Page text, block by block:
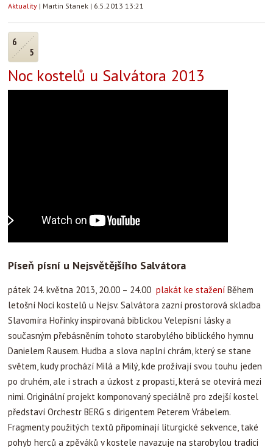
Aktuality | Martin Stanek | 6.5.2013 13:21
6
5
Noc kostelů u Salvátora 2013
Píseň písní u Nejsvětějšího Salvátora
pátek 24. května 2013, 20.00 – 24.00 plakát ke stažení Během
letošní Noci kostelů u Nejsv. Salvátora zazní prostorová skladba
Slavomíra Hořínky inspirovaná biblickou Velepísní lásky a
současným přebásněním tohoto starobylého biblického hymnu
Danielem Rausem. Hudba a slova naplní chrám, který se stane
světem, kudy prochází Milá a Milý, kde prožívají svou touhu jeden
po druhém, ale i strach a úzkost z propasti, která se otevírá mezi
nimi. Originální projekt komponovaný speciálně pro zdejší kostel
představí Orchestr BERG s dirigentem Peterem Vrábelem.
Fragmenty použitých textů připomínají liturgické sekvence, také
pohyb herců a zpěváků v kostele navazuje na starobylou tradici